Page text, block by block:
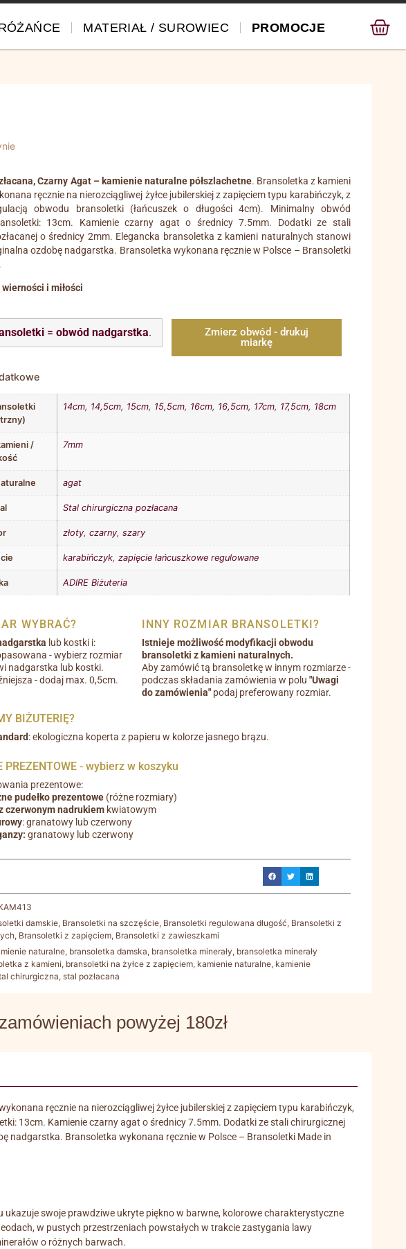
MATERIAŁ / SUROWIEC PROMOCJE
Czarny Agat – kamienie naturalne półszlachetne. Bransoletka z kamieni
ręcznie na nierozciągliwej żyłce jubilerskiej z zapięciem typu karabińczyk, z
obwodu bransoletki (łańcuszek o długości 4cm). Minimalny obwód
13cm. Kamienie czarny agat o średnicy 7.5mm. Dodatki ze stali
o średnicy 2mm. Elegancka bransoletka z kamieni naturalnych stanowi
ozdobę nadgarstka. Bransoletka wykonana ręcznie w Polsce – Bransoletki
i miłości
= obwód nadgarstka.
Zmierz obwód - drukuj
miarkę
14cm, 14,5cm, 15cm, 15,5cm, 16cm, 16,5cm, 17cm, 17,5cm, 18cm
/
7mm
agat
Stal chirurgiczna pozłacana
złoty,czarny,szary
karabińczyk,zapięcie łańcuszkowe regulowane
ADIRE Biżuteria
WYBRAĆ?
lub kostki i:
- wybierz rozmiar
nadgarstka lub kostki.
- dodaj max. 0,5cm.
INNY ROZMIAR BRANSOLETKI?
Istnieje możliwość modyfikacji obwodu
bransoletki z kamieni naturalnych.
Aby zamówić tą bransoletkę w innym rozmiarze -
podczas składania zamówienia w polu "Uwagi
do zamówienia"podaj preferowany rozmiar.
BIŻUTERIĘ?
: ekologiczna koperta z papieru w kolorze jasnego brązu.
PREZENTOWE - wybierz w koszyku
prezentowe:
pudełko prezentowe (różne rozmiary)
czerwonym nadrukiem kwiatowym
: granatowy lub czerwony
granatowy lub czerwony
damskie, Bransoletki na szczęście, Bransoletki regulowana długość, Bransoletki z
, Bransoletki z zapięciem, Bransoletki z zawieszkami
naturalne, bransoletka damska, bransoletka minerały, bransoletka minerały
z kamieni, bransoletki na żyłce z zapięciem, kamienie naturalne, kamienie
chirurgiczna,stal pozłacana
powyżej 180zł
ręcznie na nierozciągliwej żyłce jubilerskiej z zapięciem typu karabińczyk,
13cm. Kamienie czarny agat o średnicy 7.5mm. Dodatki ze stali chirurgicznej
nadgarstka. Bransoletka wykonana ręcznie w Polsce – Bransoletki Made in
swoje prawdziwe ukryte piękno w barwne, kolorowe charakterystyczne
w pustych przestrzeniach powstałych w trakcie zastygania lawy
o różnych barwach.